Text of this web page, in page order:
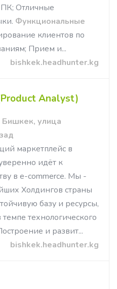
Отличные
Функциональные
клиентов по
Прием и...
bishkek.headhunter.kg
Analyst)
улица
маркетплейс в
идёт к
в e-commerce. Мы -
Холдингов страны
базу и ресурсы,
технологического
и развит...
bishkek.headhunter.kg